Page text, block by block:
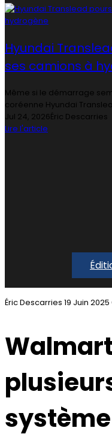
Hyundai
ses camions à
Même si le démarrage
coréenne Hyundai
Jul 24, 2026Éric Descarries
Lire l'article
Éric Descarries 19 Juin 2025